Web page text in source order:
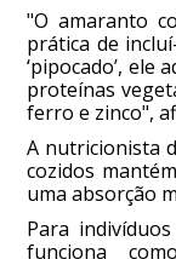
"O amaranto
prática de
‘pipocado’, ele
proteínas
ferro e zinco",
A nutricionista
cozidos
uma absorção
Para
funciona